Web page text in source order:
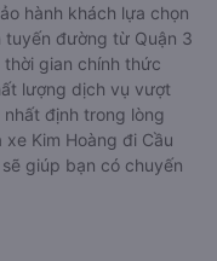
hành khách lựa chọn
tuyến đường từ Quận 3
thời gian chính thức
lượng dịch vụ vượt
định trong lòng
Kim Hoàng đi Cầu
giúp bạn có chuyến